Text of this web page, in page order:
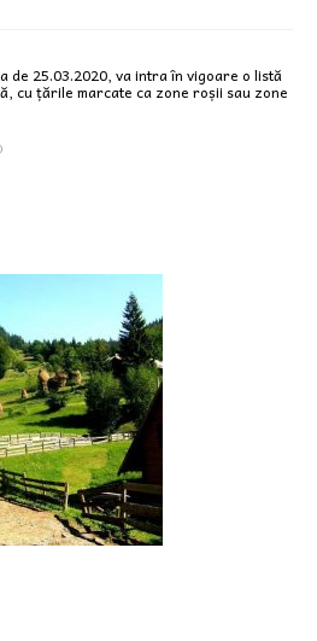
de 25.03.2020, va intra în vigoare o listă
cu țările marcate ca zone roșii sau zone